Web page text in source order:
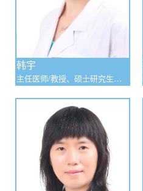
韩宇
主任医师/教授、硕士研究生导
师